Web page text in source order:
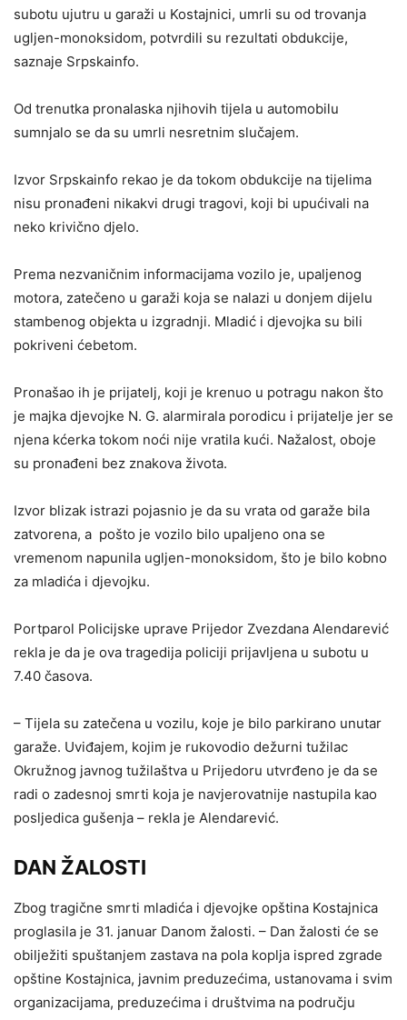
subotu ujutru u garaži u Kostajnici, umrli su od trovanja
ugljen-monoksidom, potvrdili su rezultati obdukcije,
saznaje Srpskainfo.
Od trenutka pronalaska njihovih tijela u automobilu
sumnjalo se da su umrli nesretnim slučajem.
Izvor Srpskainfo rekao je da tokom obdukcije na tijelima
nisu pronađeni nikakvi drugi tragovi, koji bi upućivali na
neko krivično djelo.
Prema nezvaničnim informacijama vozilo je, upaljenog
motora, zatečeno u garaži koja se nalazi u donjem dijelu
stambenog objekta u izgradnji. Mladić i djevojka su bili
pokriveni ćebetom.
Pronašao ih je prijatelj, koji je krenuo u potragu nakon što
je majka djevojke N. G. alarmirala porodicu i prijatelje jer se
njena kćerka tokom noći nije vratila kući. Nažalost, oboje
su pronađeni bez znakova života.
Izvor blizak istrazi pojasnio je da su vrata od garaže bila
zatvorena, a pošto je vozilo bilo upaljeno ona se
vremenom napunila ugljen-monoksidom, što je bilo kobno
za mladića i djevojku.
Portparol Policijske uprave Prijedor Zvezdana Alendarević
rekla je da je ova tragedija policiji prijavljena u subotu u
7.40 časova.
– Tijela su zatečena u vozilu, koje je bilo parkirano unutar
garaže. Uviđajem, kojim je rukovodio dežurni tužilac
Okružnog javnog tužilaštva u Prijedoru utvrđeno je da se
radi o zadesnoj smrti koja je navjerovatnije nastupila kao
posljedica gušenja – rekla je Alendarević.
DAN ŽALOSTI
Zbog tragične smrti mladića i djevojke opština Kostajnica
proglasila je 31. januar Danom žalosti. – Dan žalosti će se
obilježiti spuštanjem zastava na pola koplja ispred zgrade
opštine Kostajnica, javnim preduzećima, ustanovama i svim
organizacijama, preduzećima i društvima na području